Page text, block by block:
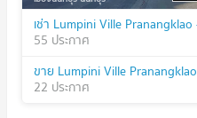
55 ประกาศ
22 ประกาศ